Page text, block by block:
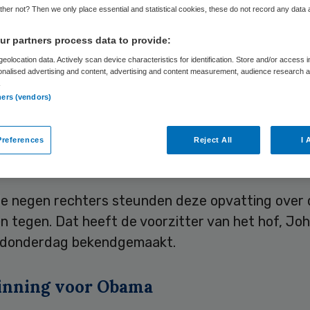
Skipr Redactie 28 juni 2012,15:00
Hooggerechtshof acht de verplichte
voor alle Amerikanen niet
Daarmee blijft het belangrijkste element in de
negen rechters steunden deze opvatting over
tegen. Dat heeft de voorzitter van het hof,
bekendgemaakt.
voor Obama
not? Then we only place essential and statistical cookies, these do not record any data
partners process data to provide:
data. Actively scan device characteristics for identification. Store and/or access
advertising and content, advertising and content measurement, audience research
(vendors)
Reject All I